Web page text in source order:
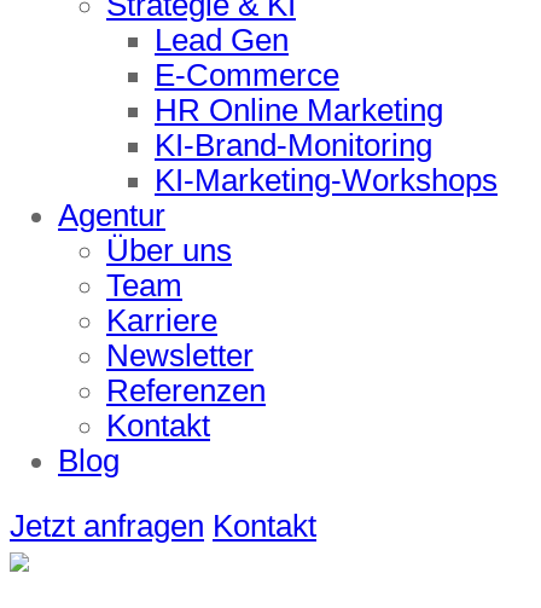
Lead Gen
E-Commerce
HR Online Marketing
KI-Brand-Monitoring
KI-Marketing-Workshops
Agentur
Über uns
Team
Karriere
Newsletter
Referenzen
Kontakt
Blog
Jetzt anfragen Kontakt